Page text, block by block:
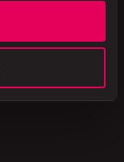
Handarbeit.
Tradition aus